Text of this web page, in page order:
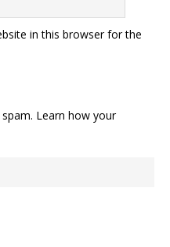
in this browser for the
Learn how your